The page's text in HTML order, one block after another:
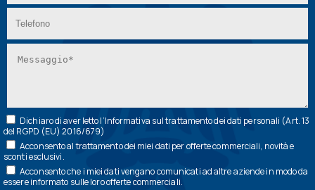
Dichiaro di aver letto l’Informativa sul trattamento dei dati personali (Art. 13
del RGPD (EU) 2016/679)
Acconsento al trattamento dei miei dati per offerte commerciali, novità e
sconti esclusivi.
Acconsento che i miei dati vengano comunicati ad altre aziende in modo da
essere informato sulle loro offerte commerciali.